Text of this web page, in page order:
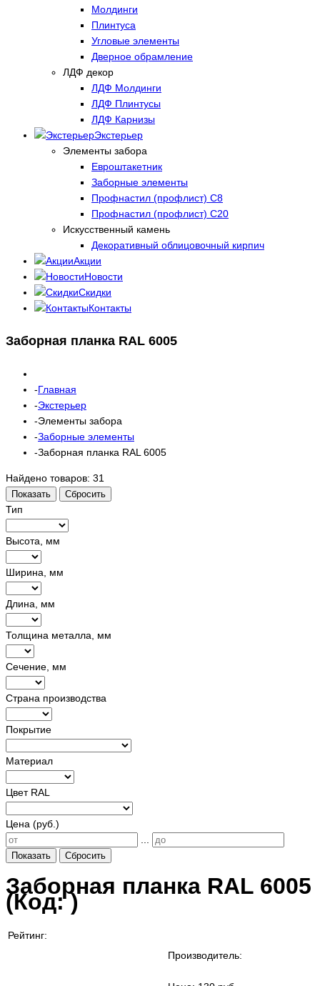
Молдинги
Плинтуса
Угловые элементы
Дверное обрамление
ЛДФ декор
ЛДФ Молдинги
ЛДФ Плинтусы
ЛДФ Карнизы
Экстерьер
Элементы забора
Евроштакетник
Заборные элементы
Профнастил (профлист) С8
Профнастил (профлист) С20
Искусственный камень
Декоративный облицовочный кирпич
Акции
Новости
Скидки
Контакты
Заборная планка RAL 6005
Главная
Экстерьер
Элементы забора
Заборные элементы
Заборная планка RAL 6005
Найдено товаров: 31
Показать Сбросить
Тип
Высота, мм
Ширина, мм
Длина, мм
Толщина металла, мм
Сечение, мм
Страна производства
Покрытие
Материал
Цвет RAL
Цена (руб.)
Показать Сбросить
Заборная планка RAL 6005
(Код:)
Рейтинг:
Производитель: